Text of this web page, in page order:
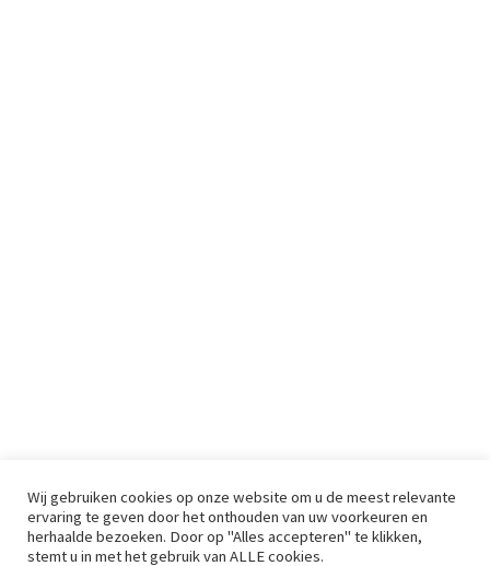
Wij gebruiken cookies op onze website om u de meest relevante
ervaring te geven door het onthouden van uw voorkeuren en
herhaalde bezoeken. Door op "Alles accepteren" te klikken,
stemt u in met het gebruik van ALLE cookies.